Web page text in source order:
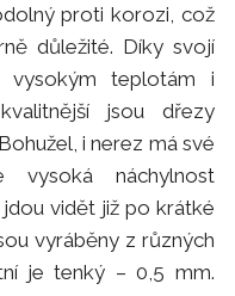
proti korozi, což
důležité. Díky svojí
vysokým teplotám i
jsou dřezy
i nerez má své
náchylnost
vidět již po krátké
vyráběny z různých
je tenký – 0,5 mm.